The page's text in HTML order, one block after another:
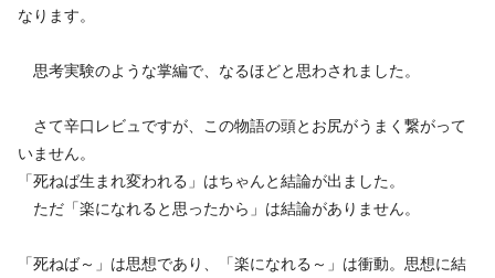
なります。
思考実験のような掌編で、なるほどと思わされました。
さて辛口レビュですが、この物語の頭とお尻がうまく繋がって
いません。
「死ねば生まれ変われる」はちゃんと結論が出ました。
ただ「楽になれると思ったから」は結論がありません。
「死ねば～」は思想であり、「楽になれる～」は衝動。思想に結